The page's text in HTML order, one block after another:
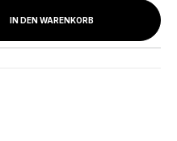
den
IN DEN WARENKORB